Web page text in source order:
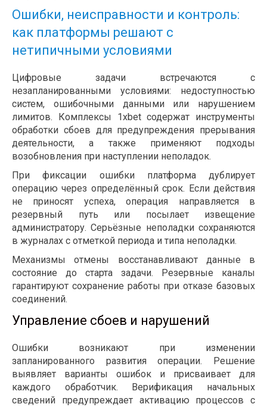
Ошибки, неисправности и контроль:
как платформы решают с
нетипичными условиями
Цифровые задачи встречаются с
незапланированными условиями: недоступностью
систем, ошибочными данными или нарушением
лимитов. Комплексы 1xbet содержат инструменты
обработки сбоев для предупреждения прерывания
деятельности, а также применяют подходы
возобновления при наступлении неполадок.
При фиксации ошибки платформа дублирует
операцию через определённый срок. Если действия
не приносят успеха, операция направляется в
резервный путь или посылает извещение
администратору. Серьёзные неполадки сохраняются
в журналах с отметкой периода и типа неполадки.
Механизмы отмены восстанавливают данные в
состояние до старта задачи. Резервные каналы
гарантируют сохранение работы при отказе базовых
соединений.
Управление сбоев и нарушений
Ошибки возникают при изменении
запланированного развития операции. Решение
выявляет варианты ошибок и присваивает для
каждого обработчик. Верификация начальных
сведений предупреждает активацию процессов с